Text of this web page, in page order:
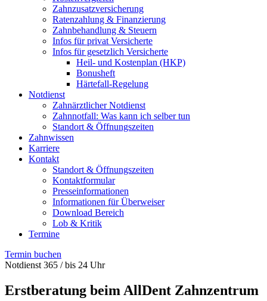
Zahnzusatzversicherung
Ratenzahlung & Finanzierung
Zahnbehandlung & Steuern
Infos für privat Versicherte
Infos für gesetzlich Versicherte
Heil- und Kostenplan (HKP)
Bonusheft
Härtefall-Regelung
Notdienst
Zahnärztlicher Notdienst
Zahnnotfall: Was kann ich selber tun
Standort & Öffnungszeiten
Zahnwissen
Karriere
Kontakt
Standort & Öffnungszeiten
Kontaktformular
Presseinformationen
Informationen für Überweiser
Download Bereich
Lob & Kritik
Termine
Termin buchen
Notdienst 365 / bis 24 Uhr
Erstberatung beim AllDent Zahnzentrum